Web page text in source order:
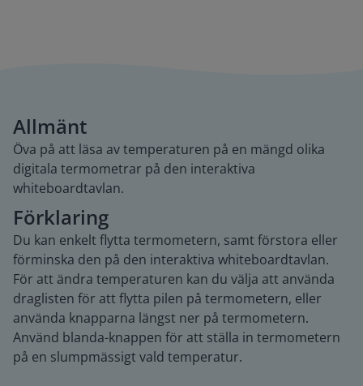
Allmänt
Öva på att läsa av temperaturen på en mängd olika
digitala termometrar på den interaktiva
whiteboardtavlan.
Förklaring
Du kan enkelt flytta termometern, samt förstora eller
förminska den på den interaktiva whiteboardtavlan.
För att ändra temperaturen kan du välja att använda
draglisten för att flytta pilen på termometern, eller
använda knapparna längst ner på termometern.
Använd blanda-knappen för att ställa in termometern
på en slumpmässigt vald temperatur.